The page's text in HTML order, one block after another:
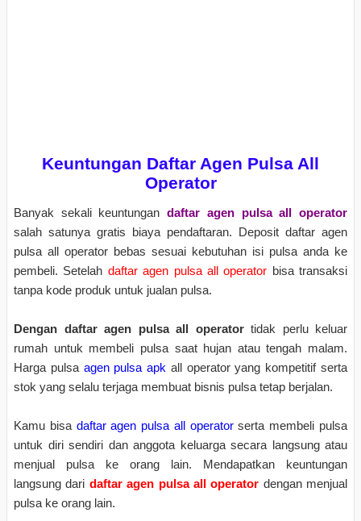
Keuntungan Daftar Agen Pulsa All
Operator
Banyak sekali keuntungandaftar agen pulsa all operator
salah satunya gratis biaya pendaftaran. Deposit daftar agen
pulsa all operator bebas sesuai kebutuhan isi pulsa anda ke
pembeli. Setelah daftar agen pulsa all operator bisa transaksi
tanpa kode produk untuk jualan pulsa.
Dengan daftar agen pulsa all operatortidak perlu keluar
rumah untuk membeli pulsa saat hujan atau tengah malam.
Harga pulsa agen pulsa apk all operator yang kompetitif serta
stok yang selalu terjaga membuat bisnis pulsa tetap berjalan.
Kamu bisa daftar agen pulsa all operatorserta membeli pulsa
untuk diri sendiri dan anggota keluarga secara langsung atau
menjual pulsa ke orang lain. Mendapatkan keuntungan
langsung dari daftar agen pulsa all operator dengan menjual
pulsa ke orang lain.